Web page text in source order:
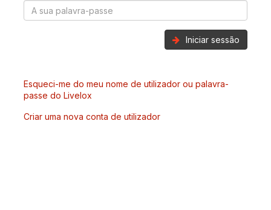
Iniciar sessão
Esqueci-me do meu nome de utilizador ou palavra-
passe do Livelox
Criar uma nova conta de utilizador